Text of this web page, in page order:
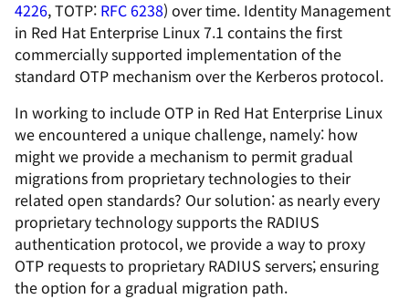
4226, TOTP: RFC 6238) over time. Identity Management
in Red Hat Enterprise Linux 7.1 contains the first
commercially supported implementation of the
standard OTP mechanism over the Kerberos protocol.
In working to include OTP in Red Hat Enterprise Linux
we encountered a unique challenge, namely: how
might we provide a mechanism to permit gradual
migrations from proprietary technologies to their
related open standards? Our solution: as nearly every
proprietary technology supports the RADIUS
authentication protocol, we provide a way to proxy
OTP requests to proprietary RADIUS servers; ensuring
the option for a gradual migration path.